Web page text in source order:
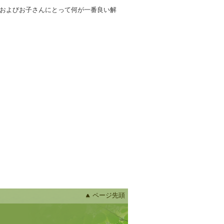
よびお子さんにとって何が一番良い解
ページ先頭